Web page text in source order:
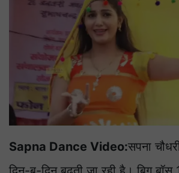
Sapna Dance Video:सपना